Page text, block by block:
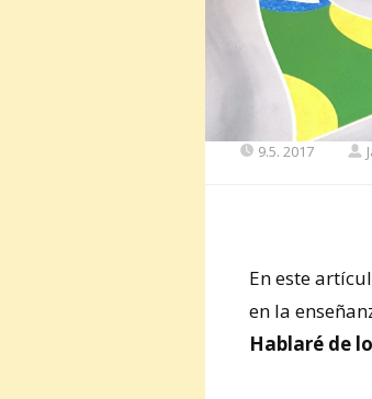
9.5. 2017
En este
en la
Hablaré de